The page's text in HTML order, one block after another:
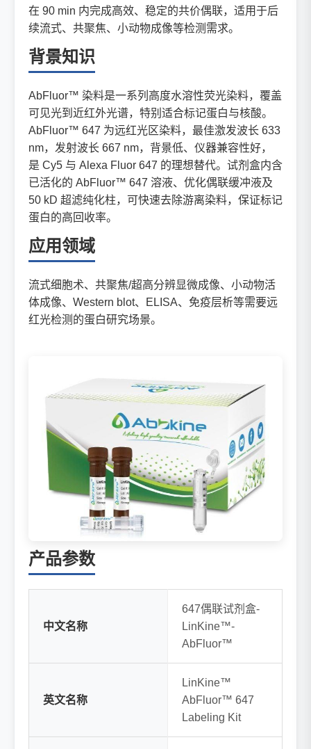
在 90 min 内完成高效、稳定的共价偶联，适用于后
续流式、共聚焦、小动物成像等检测需求。
背景知识
AbFluor™ 染料是一系列高度水溶性荧光染料，覆盖
可见光到近红外光谱，特别适合标记蛋白与核酸。
AbFluor™ 647 为远红光区染料，最佳激发波长 633
nm，发射波长 667 nm，背景低、仪器兼容性好，
是 Cy5 与 Alexa Fluor 647 的理想替代。试剂盒内含
已活化的 AbFluor™ 647 溶液、优化偶联缓冲液及
50 kD 超滤纯化柱，可快速去除游离染料，保证标记
蛋白的高回收率。
应用领域
流式细胞术、共聚焦/超高分辨显微成像、小动物活
体成像、Western blot、ELISA、免疫层析等需要远
红光检测的蛋白研究场景。
产品参数
中文名称
647偶联试剂盒-
LinKine™-
AbFluor™
英文名称
LinKine™
AbFluor™ 647
Labeling Kit